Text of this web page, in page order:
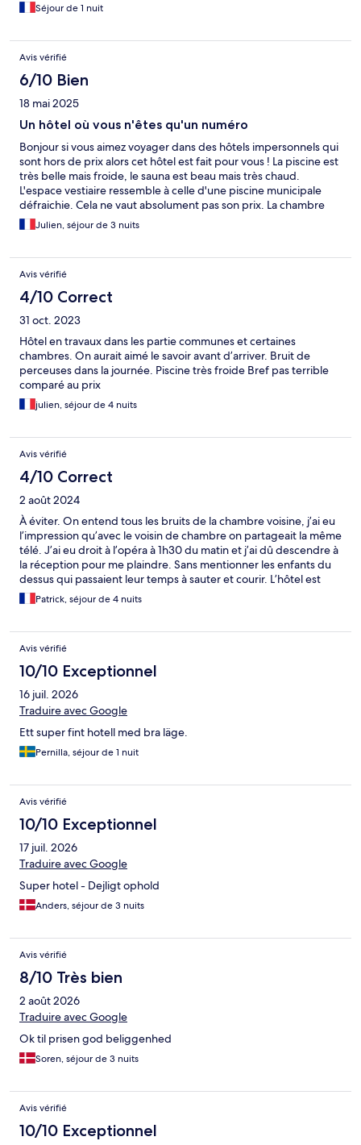
Séjour de 1 nuit
Avis vérifié
6/10 Bien
18 mai 2025
Un hôtel où vous n'êtes qu'un numéro
Bonjour si vous aimez voyager dans des hôtels impersonnels qui
sont hors de prix alors cet hôtel est fait pour vous ! La piscine est
très belle mais froide, le sauna est beau mais très chaud.
L'espace vestiaire ressemble à celle d'une piscine municipale
défraichie. Cela ne vaut absolument pas son prix. La chambre
est néanmoins grande et jolie du moins pour celle qui sont
rénovées et le petit déjeuner copieux.
Julien, séjour de 3 nuits
Avis vérifié
4/10 Correct
31 oct. 2023
Hôtel en travaux dans les partie communes et certaines
chambres. On aurait aimé le savoir avant d’arriver. Bruit de
perceuses dans la journée. Piscine très froide Bref pas terrible
comparé au prix
julien, séjour de 4 nuits
Avis vérifié
4/10 Correct
2 août 2024
À éviter. On entend tous les bruits de la chambre voisine, j’ai eu
l’impression qu’avec le voisin de chambre on partageait la même
télé. J’ai eu droit à l’opéra à 1h30 du matin et j’ai dû descendre à
la réception pour me plaindre. Sans mentionner les enfants du
dessus qui passaient leur temps à sauter et courir. L’hôtel est
idéalement situé mais dans la gamme Marriott on mérite mieux
que des murs qui n’isolent pas le bruit. Une vraie déception
Patrick, séjour de 4 nuits
Avis vérifié
10/10 Exceptionnel
16 juil. 2026
Traduire avec Google
Ett super fint hotell med bra läge.
Pernilla, séjour de 1 nuit
Avis vérifié
10/10 Exceptionnel
17 juil. 2026
Traduire avec Google
Super hotel - Dejligt ophold
Anders, séjour de 3 nuits
Avis vérifié
8/10 Très bien
2 août 2026
Traduire avec Google
Ok til prisen god beliggenhed
Soren, séjour de 3 nuits
Avis vérifié
10/10 Exceptionnel